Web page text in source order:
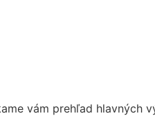
vám prehľad hlavných